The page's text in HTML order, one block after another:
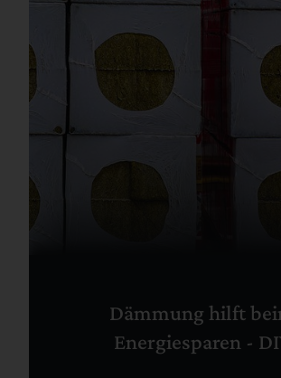
Dämmung hilft
Energiesparen -